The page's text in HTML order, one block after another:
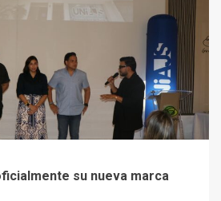
su nueva marca